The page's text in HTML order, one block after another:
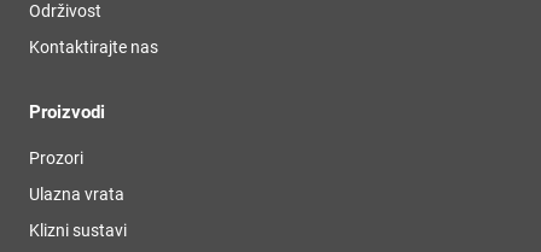
Održivost
Kontaktirajte nas
Proizvodi
Prozori
Ulazna vrata
Klizni sustavi